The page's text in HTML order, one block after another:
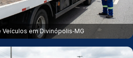
em Divinópolis‑MG